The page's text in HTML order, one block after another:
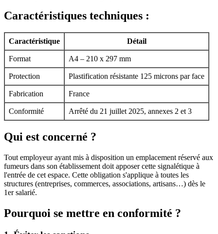
Caractéristiques techniques :
Caractéristique Détail
Format A4 – 210 x 297 mm
Protection Plastification résistante 125 microns par face
Fabrication France
Conformité Arrêté du 21 juillet 2025, annexes 2 et 3
Qui est concerné ?
Tout employeur ayant mis à disposition un emplacement réservé aux
fumeurs dans son établissement doit apposer cette signalétique à
l'entrée de cet espace. Cette obligation s'applique à toutes les
structures (entreprises, commerces, associations, artisans…) dès le
1er salarié.
Pourquoi se mettre en conformité ?